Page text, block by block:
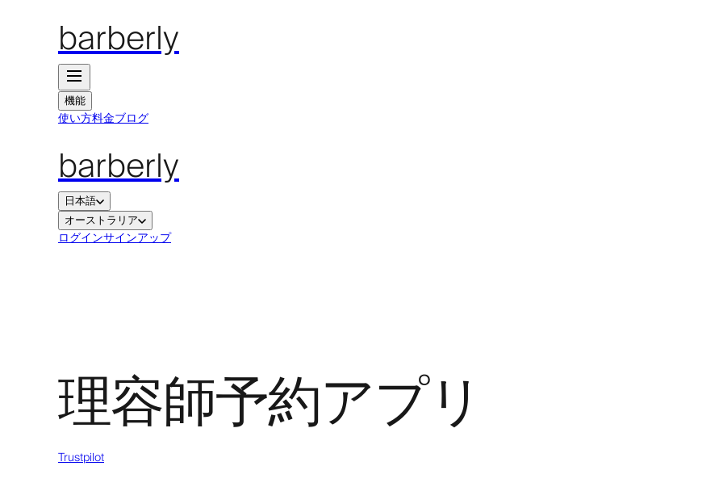
barberly
機能
使い方料金ブログ
barberly
日本語
オーストラリア
ログインサインアップ
理容師予約アプリ
Trustpilot